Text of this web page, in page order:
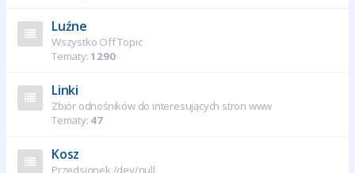
Luźne
Wszystko Off Topic
Tematy:1290
Linki
Zbiór odnośników do interesujących stron www
Tematy: 47
Kosz
Przedsionek /dev/null